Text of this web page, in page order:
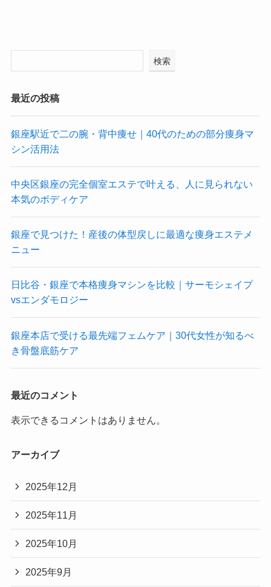
検索
最近の投稿
銀座駅近で二の腕・背中痩せ｜40代のための部分痩身マ
シン活用法
中央区銀座の完全個室エステで叶える、人に見られない
本気のボディケア
銀座で見つけた！産後の体型戻しに最適な痩身エステメ
ニュー
日比谷・銀座で本格痩身マシンを比較｜サーモシェイプ
vsエンダモロジー
銀座本店で受ける最先端フェムケア｜30代女性が知るべ
き骨盤底筋ケア
最近のコメント
表示できるコメントはありません。
アーカイブ
2025年12月
2025年11月
2025年10月
2025年9月